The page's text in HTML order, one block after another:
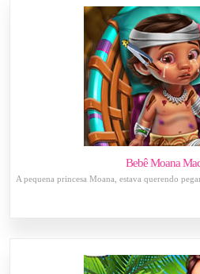
Bebê Moana
A pequena princesa Moana, estava querendo